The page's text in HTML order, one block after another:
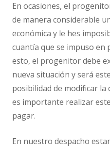
En ocasiones, el
de manera considerable
económica y le hes
cuantía que se impuso en
esto, el progenitor debe
nueva situación y será
posibilidad de modificar
es importante realizar
pagar.
En nuestro despacho